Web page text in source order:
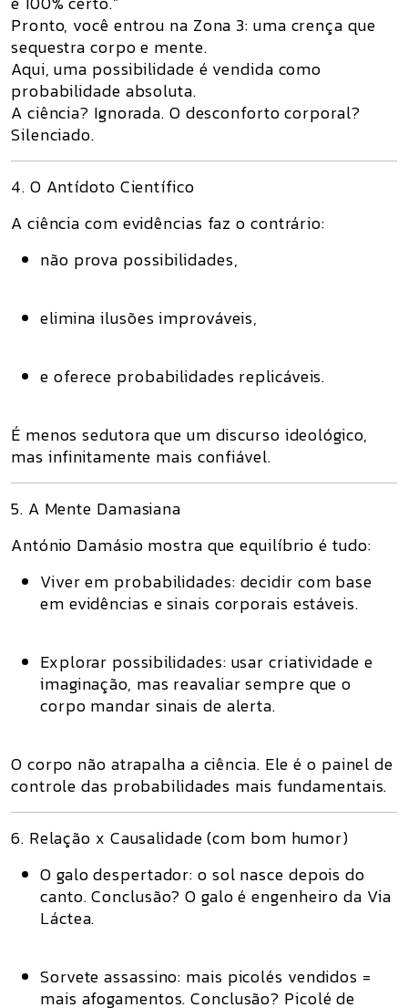
Pronto, você entrou na Zona 3: uma crença que
sequestra corpo e mente.
Aqui, uma possibilidade é vendida como
probabilidade absoluta.
A ciência? Ignorada. O desconforto corporal?
Silenciado.
4. O Antídoto Científico
A ciência com evidências faz o contrário:
não prova possibilidades,
elimina ilusões improváveis,
e oferece probabilidades replicáveis.
É menos sedutora que um discurso ideológico,
mas infinitamente mais confiável.
5. A Mente Damasiana
António Damásio mostra que equilíbrio é tudo:
Viver em probabilidades: decidir com base
em evidências e sinais corporais estáveis.
Explorar possibilidades: usar criatividade e
imaginação, mas reavaliar sempre que o
corpo mandar sinais de alerta.
O corpo não atrapalha a ciência. Ele é o painel de
controle das probabilidades mais fundamentais.
6. Relação x Causalidade (com bom humor)
O galo despertador: o sol nasce depois do
canto. Conclusão? O galo é engenheiro da Via
Láctea.
Sorvete assassino: mais picolés vendidos =
mais afogamentos. Conclusão? Picolé de